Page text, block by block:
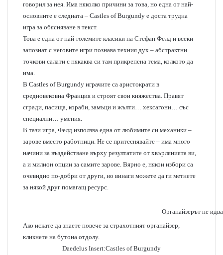
m
a
l
говорил за нея. Има няколко причини за това, но една от най-
основните е следната – Castles of Burgundy е доста трудна
игра за обясняване в текст.
Това е една от най-големите класики на Стефан Фелд и всеки
запознат с неговите игри познава техния дух – абстрактни
точкови салати с някаква си там прикрепена тема, колкото да
има.
В Castles of Burgundy играчите са аристократи в
средновековна Франция и строят свои княжества. Правят
сгради, пасища, кораби, замъци и жълти… хексагони… със
специални… умения.
В тази игра, Фелд използва една от любимите си механики –
зарове вместо работници. Не се притеснявайте – има много
начини за въздействане върху резултатите от хвърлянията ви,
а и милион опции за самите зарове. Вярно е, някои избори са
очевидно по-добри от други, но винаги можете да ги метнете
за някой друг помагащ ресурс.
Органайзерът не
Ако искате да знаете повече за страхотният органайзер,
кликнете на бутона отдолу.
Daedelus Insert:Castles of Burgundy